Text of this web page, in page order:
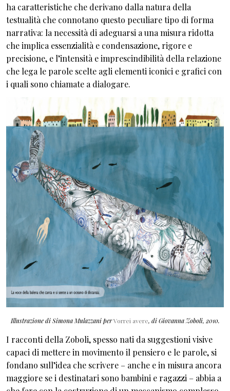
ha caratteristiche che derivano dalla natura della
testualità che connotano questo peculiare tipo di forma
narrativa: la necessità di adeguarsi a una misura ridotta
che implica essenzialità e condensazione, rigore e
precisione, e l’intensità e imprescindibilità della relazione
che lega le parole scelte agli elementi iconici e grafici con
i quali sono chiamate a dialogare.
Illustrazione di Simona Mulazzani perVorrei avere, di Giovanna Zoboli, 2010.
I racconti della Zoboli, spesso nati da suggestioni visive
capaci di mettere in movimento il pensiero e le parole, si
fondano sull’idea che scrivere – anche e in misura ancora
maggiore se i destinatari sono bambini e ragazzi – abbia a